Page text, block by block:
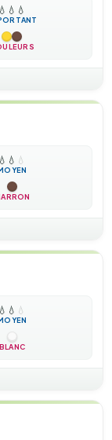
💧 💧 💧
💧 💧 💧
💧 💧 💧
BLANC